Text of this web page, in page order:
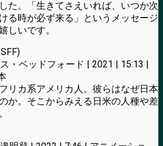
た。「生きてさえいれば、いつか次
る時が必ず来る」というメッセージ
しいです。
・ベッドフォード | 2021 | 15:13 |
リカ系アメリカ人。彼らはなぜ日本
か。そこからみえる日米の人種や差